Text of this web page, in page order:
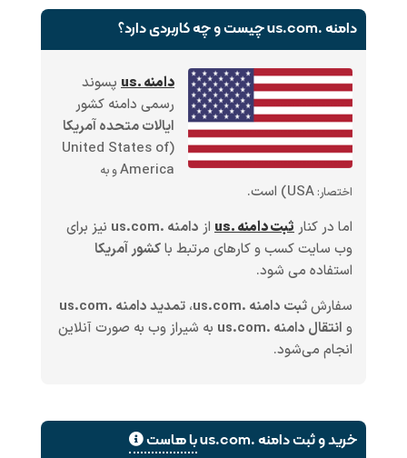
دامنه .us.com چیست و چه کاربردی دارد؟
دامنه .us
پسوند
رسمی دامنه کشور
ایالات متحده آمریکا
(
United States of
Americaو به
اختصار: USA) است.
اما در کنارثبت دامنه .us از دامنه .us.com
نیز برای
وب سایت کسب و کارهای مرتبط باکشور آمریکا
استفاده می شود.
سفارشثبت دامنه .us.com ، تمدید دامنه .us.com
و انتقال دامنه .us.com
به شیراز وب به صورت آنلاین
انجام می‌شود.
خرید و ثبت دامنه .us.com با هاست